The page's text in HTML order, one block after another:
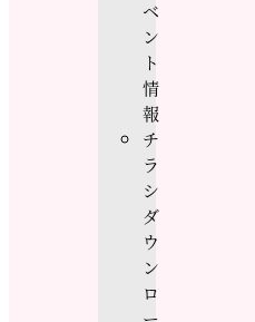
ベ
ン
ト
情
報
チ
ラ
シ
ダ
ウ
ン
ロ